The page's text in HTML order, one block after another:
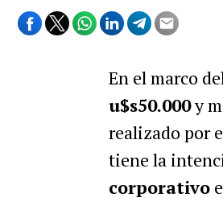
En el marco
u$s50.000y
realizado por
tiene la
corporativo